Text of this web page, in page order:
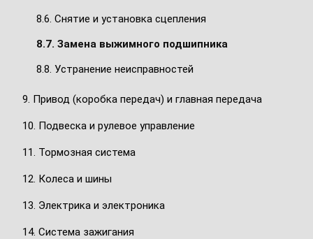
8.6. Снятие и установка сцепления
8.7. Замена выжимного подшипника
8.8. Устранение неисправностей
9. Привод (коробка передач) и главная передача
10. Подвеска и рулевое управление
11. Тормозная система
12. Колеса и шины
13. Электрика и электроника
14. Система зажигания